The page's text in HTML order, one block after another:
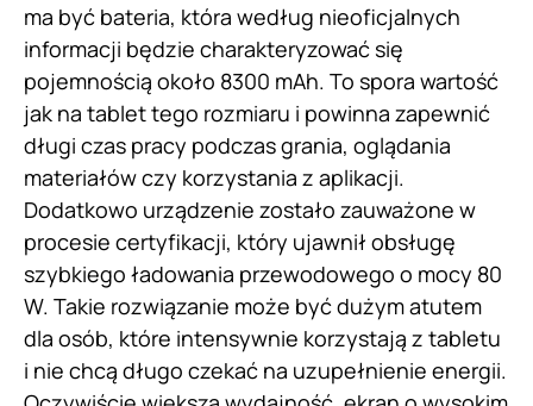
ma być bateria, która według nieoficjalnych
informacji będzie charakteryzować się
pojemnością około 8300 mAh. To spora wartość
jak na tablet tego rozmiaru i powinna zapewnić
długi czas pracy podczas grania, oglądania
materiałów czy korzystania z aplikacji.
Dodatkowo urządzenie zostało zauważone w
procesie certyfikacji, który ujawnił obsługę
szybkiego ładowania przewodowego o mocy 80
W. Takie rozwiązanie może być dużym atutem
dla osób, które intensywnie korzystają z tabletu
i nie chcą długo czekać na uzupełnienie energii.